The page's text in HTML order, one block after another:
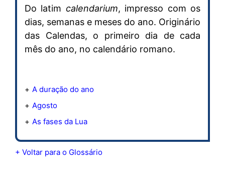
Do latim calendarium, impresso com os
dias, semanas e meses do ano. Originário
das Calendas, o primeiro dia de cada
mês do ano, no calendário romano.
A duração do ano
Agosto
As fases da Lua
+ Voltar para o Glossário